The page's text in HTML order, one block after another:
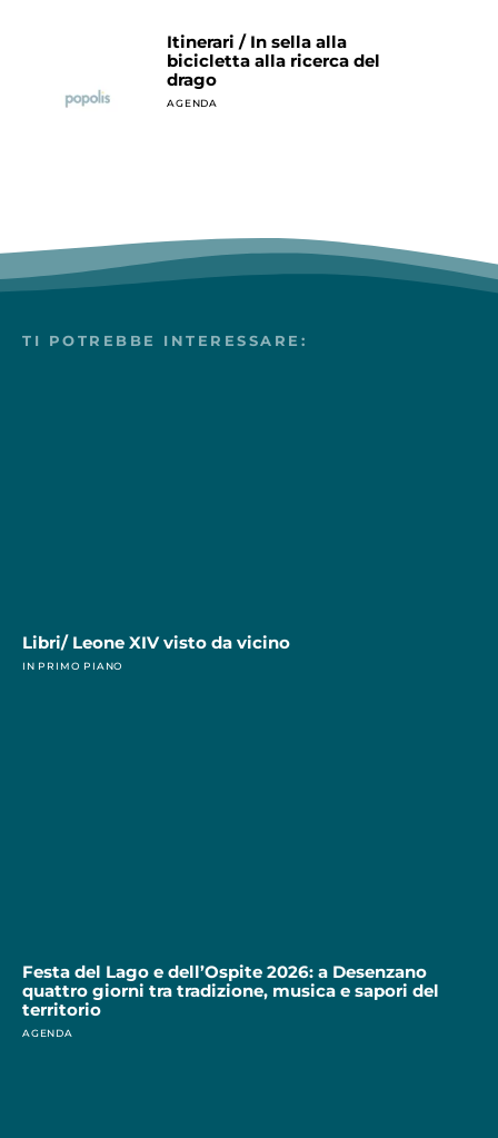
Itinerari / In sella alla
bicicletta alla ricerca del
drago
AGENDA
TI POTREBBE INTERESSARE:
Libri/ Leone XIV visto da vicino
IN PRIMO PIANO
Festa del Lago e dell’Ospite 2026: a Desenzano
quattro giorni tra tradizione, musica e sapori del
territorio
AGENDA